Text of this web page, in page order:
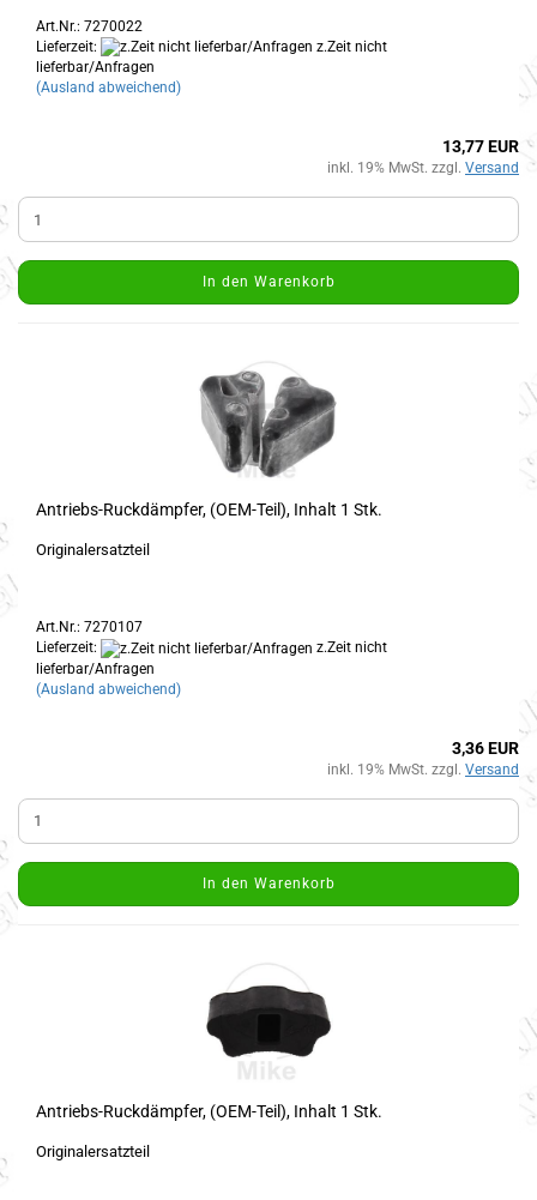
Art.Nr.: 7270022
Lieferzeit:
z.Zeit nicht
lieferbar/Anfragen
(Ausland abweichend)
13,77 EUR
inkl. 19% MwSt. zzgl. Versand
In den Warenkorb
Antriebs-Ruckdämpfer, (OEM-Teil), Inhalt 1 Stk.
Originalersatzteil
Art.Nr.: 7270107
Lieferzeit:
z.Zeit nicht
lieferbar/Anfragen
(Ausland abweichend)
3,36 EUR
inkl. 19% MwSt. zzgl. Versand
In den Warenkorb
Antriebs-Ruckdämpfer, (OEM-Teil), Inhalt 1 Stk.
Originalersatzteil